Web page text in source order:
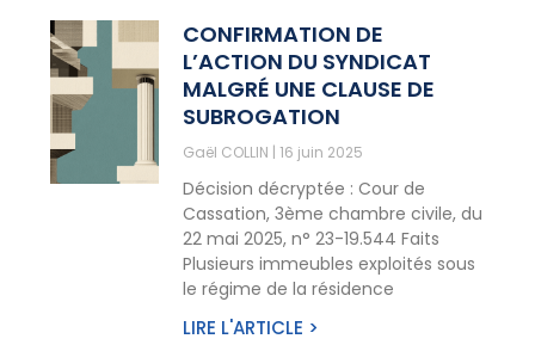
CONFIRMATION DE
L’ACTION DU SYNDICAT
MALGRÉ UNE CLAUSE DE
SUBROGATION
Gaël COLLIN 16 juin 2025
Décision décryptée : Cour de
Cassation, 3ème chambre civile, du
22 mai 2025, n° 23-19.544 Faits
Plusieurs immeubles exploités sous
le régime de la résidence
LIRE L'ARTICLE >